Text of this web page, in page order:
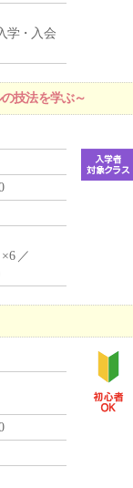
学・入会
技法を学ぶ～
／